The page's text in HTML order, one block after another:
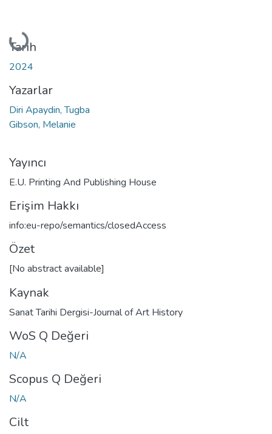
Yükleniyor...
Tarih
2024
Yazarlar
Diri Apaydin, Tugba
Gibson, Melanie
Yayıncı
E.U. Printing And Publishing House
Erişim Hakkı
info:eu-repo/semantics/closedAccess
Özet
[No abstract available]
Kaynak
Sanat Tarihi Dergisi-Journal of Art History
WoS Q Değeri
N/A
Scopus Q Değeri
N/A
Cilt